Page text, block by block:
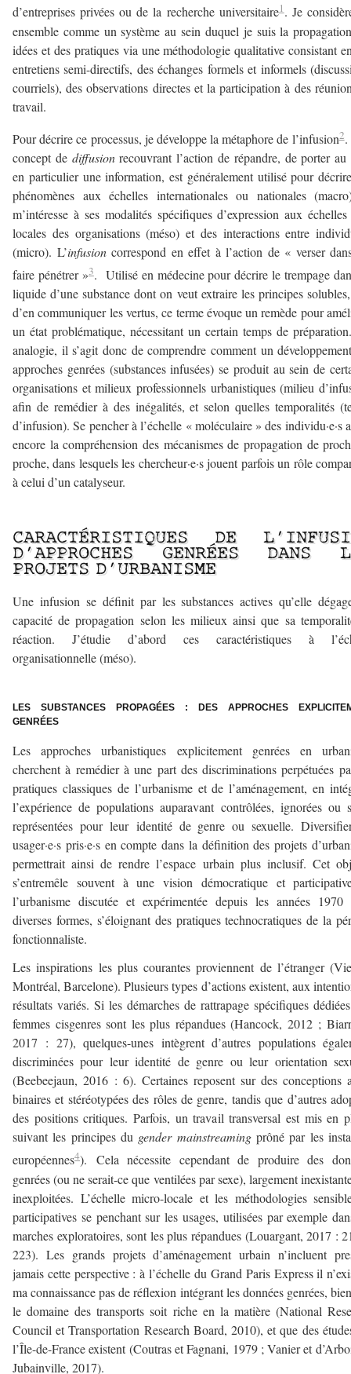
d’entreprises privées ou de la recherche universitaire1. Je
ensemble comme un système au sein duquel je suis la
idées et des pratiques via une méthodologie qualitative consistant
entretiens semi-directifs, des échanges formels et informels
courriels), des observations directes et la participation à des
travail.
Pour décrire ce processus, je développe la métaphore de l’infusion2.
concept de diffusionrecouvrant l’action de répandre, de porter
en particulier une information, est généralement utilisé pour
phénomènes aux échelles internationales ou nationales
m’intéresse à ses modalités spécifiques d’expression aux
locales des organisations (méso) et des interactions entre
(micro). L’infusioncorrespond en effet à l’action de « verser
faire pénétrer »3. Utilisé en médecine pour décrire le trempage
liquide d’une substance dont on veut extraire les principes
d’en communiquer les vertus, ce terme évoque un remède pour
un état problématique, nécessitant un certain temps de
analogie, il s’agit donc de comprendre comment un
approches genrées (substances infusées) se produit au sein de
organisations et milieux professionnels urbanistiques (milieu
afin de remédier à des inégalités, et selon quelles temporalités
d’infusion). Se pencher à l’échelle « moléculaire » des individu·e·s
encore la compréhension des mécanismes de propagation de
proche, dans lesquels les chercheur·e·s jouent parfois un rôle
à celui d’un catalyseur.
CARACTÉRISTIQUES DE
D’APPROCHES GENRÉES DANS
PROJETS D’URBANISME
Une infusion se définit par les substances actives qu’elle
capacité de propagation selon les milieux ainsi que sa
réaction. J’étudie d’abord ces caractéristiques à
organisationnelle (méso).
LES SUBSTANCES PROPAGÉES : DES APPROCHES
GENRÉES
Les approches urbanistiques explicitement genrées en
cherchent à remédier à une part des discriminations perpétuées
pratiques classiques de l’urbanisme et de l’aménagement, en
l’expérience de populations auparavant contrôlées, ignorées ou
représentées pour leur identité de genre ou sexuelle.
usager·e·s pris·e·s en compte dans la définition des projets
permettrait ainsi de rendre l’espace urbain plus inclusif. Cet
s’entremêle souvent à une vision démocratique et
l’urbanisme discutée et expérimentée depuis les années 1970
diverses formes, s’éloignant des pratiques technocratiques de la
fonctionnaliste.
Les inspirations les plus courantes proviennent de l’étranger
Montréal, Barcelone). Plusieurs types d’actions existent, aux
résultats variés. Si les démarches de rattrapage spécifiques
femmes cisgenres sont les plus répandues (Hancock, 2012 ;
2017 : 27), quelques-unes intègrent d’autres populations
discriminées pour leur identité de genre ou leur orientation
(Beebeejaun, 2016 : 6). Certaines reposent sur des conceptions
binaires et stéréotypées des rôles de genre, tandis que d’autres
des positions critiques. Parfois, un travail transversal est mis en
suivant les principes du gender mainstreamingprôné par les
européennes4). Cela nécessite cependant de produire des
genrées (ou ne serait-ce que ventilées par sexe), largement
inexploitées. L’échelle micro-locale et les méthodologies
participatives se penchant sur les usages, utilisées par exemple
marches exploratoires, sont les plus répandues (Louargant, 2017 :
223). Les grands projets d’aménagement urbain n’incluent
jamais cette perspective : à l’échelle du Grand Paris Express il
ma connaissance pas de réflexion intégrant les données genrées,
le domaine des transports soit riche en la matière (National
Council et Transportation Research Board, 2010), et que des
l’Île-de-France existent (Coutras et Fagnani, 1979 ; Vanier et
Jubainville, 2017).